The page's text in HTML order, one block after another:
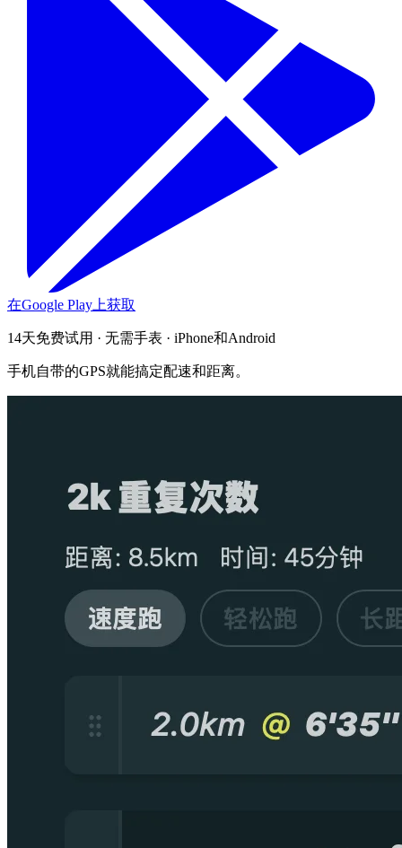
在Google Play上获取
14天免费试用 · 无需手表 · iPhone和Android
手机自带的GPS就能搞定配速和距离。